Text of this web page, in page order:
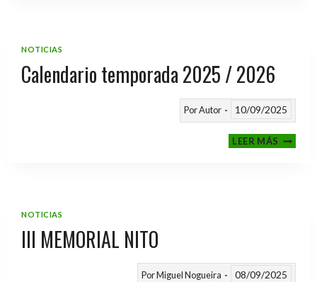
NOTICIAS
Calendario temporada 2025 / 2026
PorAutor 10/09/2025
LEER MÁS
NOTICIAS
III MEMORIAL NITO
PorMiguel Nogueira 08/09/2025